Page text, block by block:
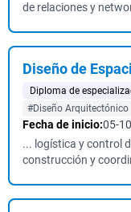
de relaciones y
Diseño de
Diploma de
#Diseño Arquitectónico
Fecha de inicio:05-
... logística y control
construcción y